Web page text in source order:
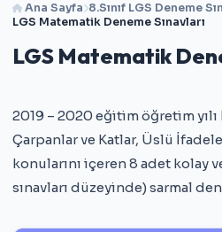
Ana Sayfa 8.Sınıf LGS Deneme
LGS Matematik Deneme Sınavları
LGS Matematik
2019 – 2020 eğitim öğretim yılı
Çarpanlar ve Katlar, Üslü
konularını içeren 8 adet kolay
sınavları düzeyinde) sarmal